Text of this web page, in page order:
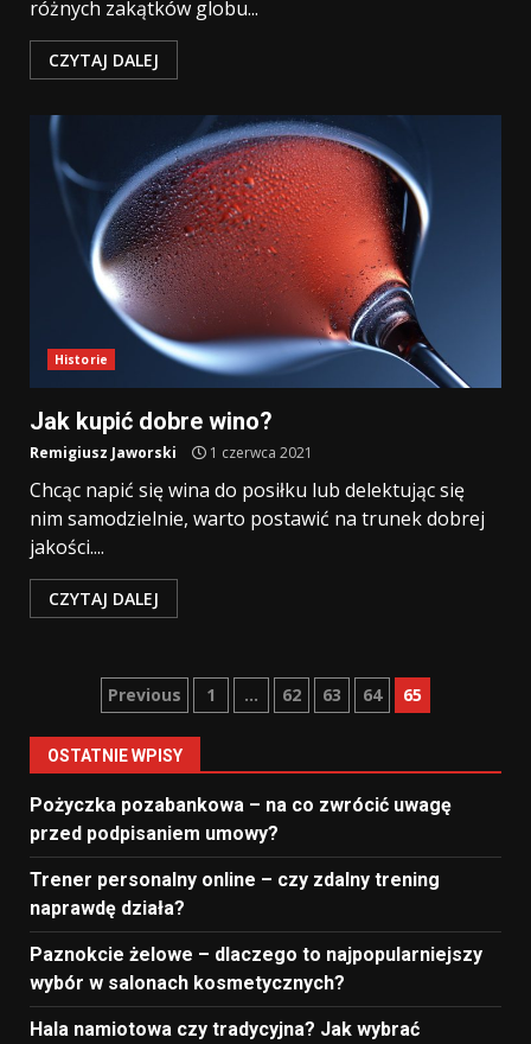
różnych zakątków globu...
CZYTAJ DALEJ
Historie
Jak kupić dobre wino?
Remigiusz Jaworski 1 czerwca 2021
Chcąc napić się wina do posiłku lub delektując się
nim samodzielnie, warto postawić na trunek dobrej
jakości....
CZYTAJ DALEJ
Nawigacja
po
wpisach
Previous 1 … 62 63 64 65
OSTATNIE WPISY
Pożyczka pozabankowa – na co zwrócić uwagę
przed podpisaniem umowy?
Trener personalny online – czy zdalny trening
naprawdę działa?
Paznokcie żelowe – dlaczego to najpopularniejszy
wybór w salonach kosmetycznych?
Hala namiotowa czy tradycyjna? Jak wybrać